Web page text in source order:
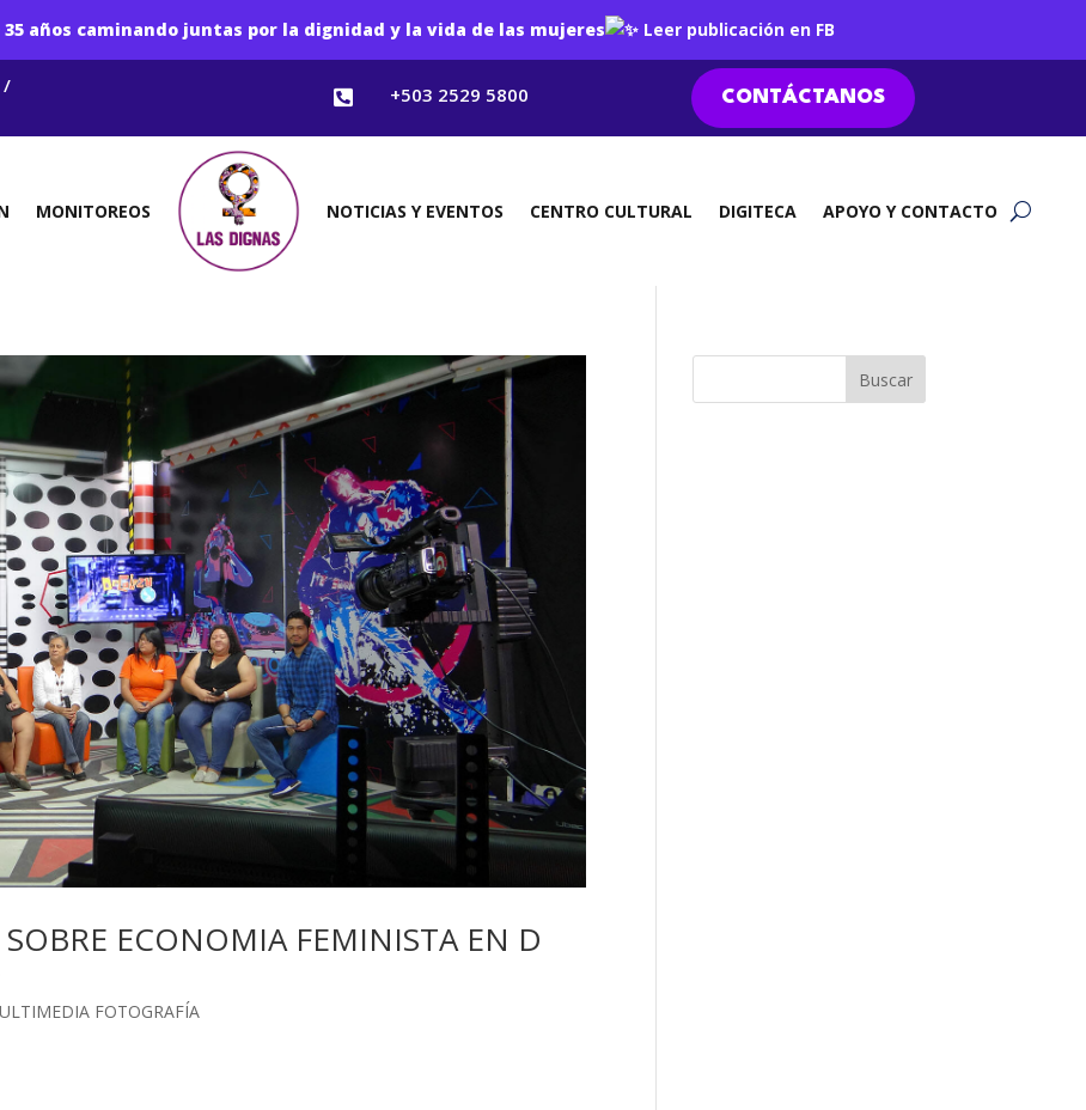
35 años caminando juntas por la dignidad y la vida de las mujeres Leer publicación en FB
/  +503 2529 5800 CONTÁCTANOS
MONITOREOS NOTICIAS Y EVENTOS CENTRO CULTURAL DIGITECA APOYO Y CONTACTO
ECONOMIA FEMINISTA EN D
FOTOGRAFÍA